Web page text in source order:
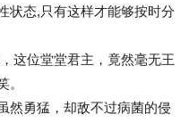
状态,只有这样才能够按时分
这位堂堂君主，竟然毫无王
。
然勇猛，却敌不过病菌的侵